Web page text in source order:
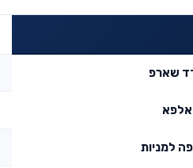
שארפ
אלפא
למניות